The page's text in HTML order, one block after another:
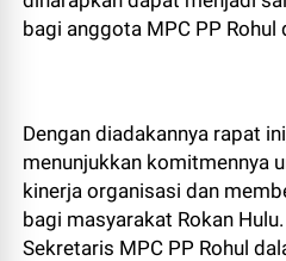
bagi anggota MPC PP
Dengan diadakannya rapat
menunjukkan komitmennya
kinerja organisasi dan
bagi masyarakat Rokan
Sekretaris MPC PP Rohul